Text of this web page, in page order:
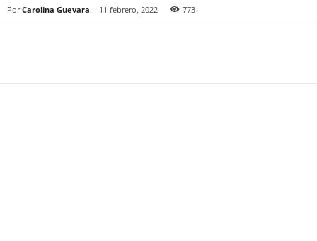
Por Carolina Guevara - 11 febrero, 2022 773